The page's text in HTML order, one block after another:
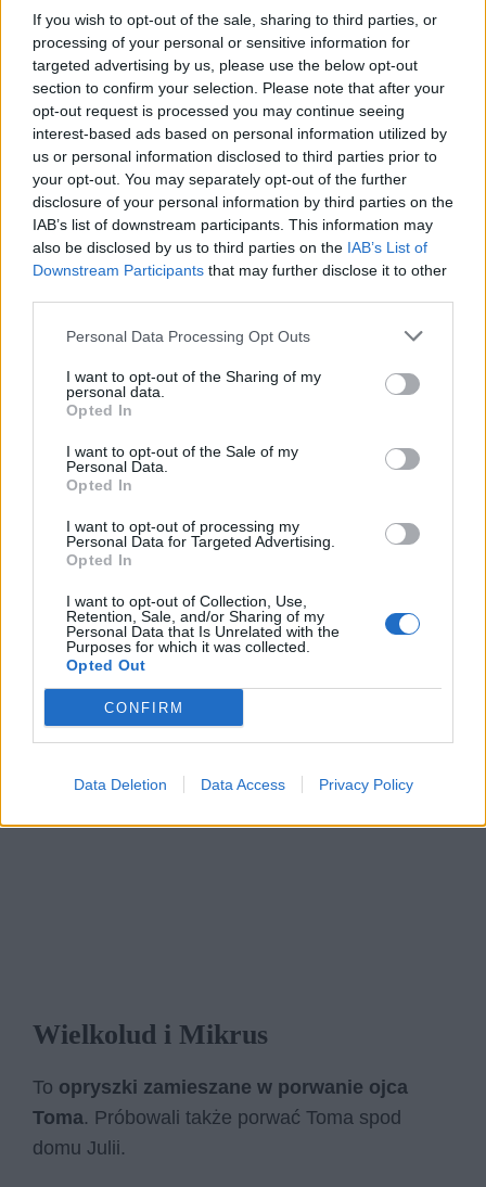
If you wish to opt-out of the sale, sharing to third parties, or
processing of your personal or sensitive information for
targeted advertising by us, please use the below opt-out
section to confirm your selection. Please note that after your
opt-out request is processed you may continue seeing
interest-based ads based on personal information utilized by
us or personal information disclosed to third parties prior to
your opt-out. You may separately opt-out of the further
disclosure of your personal information by third parties on the
IAB’s list of downstream participants. This information may
also be disclosed by us to third parties on the IAB’s List of
Downstream Participants that may further disclose it to other
Personal Data Processing Opt Outs
I want to opt-out of the Sharing of my
personal data.
Opted In
I want to opt-out of the Sale of my
Personal Data.
Opted In
I want to opt-out of processing my
Personal Data for Targeted Advertising.
Opted In
I want to opt-out of Collection, Use,
Retention, Sale, and/or Sharing of my
Personal Data that Is Unrelated with the
Purposes for which it was collected.
Opted Out
CONFIRM
Data Deletion Data Access Privacy Policy
Pracuje w delegacjach, ale zawsze troszczy
się o córkę. Gdy Goodman próbuje wtargnąć do
ich domu,broni Julii patelnią.
Rod
Dog kanaryjski z sąsiedztwa, znajomy Spike’a.
Pomaga w uwolnieniu ojca Toma z rąk
porywaczy. Lubi się przechwalać, choć jego
Nikola Tesla
Słynny naukowiec, którego życie i wynalazki
odgrywają kluczową rolę w fabule. To z powodu
jegoskrzyni z zapiskami i wynalazkami został
porwany ojciec Toma.
Wielkolud i Mikrus
To opryszki zamieszane w porwanie ojca
Toma. Próbowali także porwać Toma spod
domu Julii.